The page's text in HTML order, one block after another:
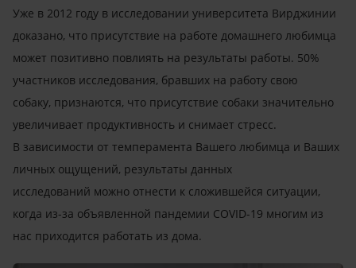
Уже в 2012 году в исследовании университета Вирджинии
доказано, что присутствие на работе домашнего любимца
может позитивно повлиять на результаты работы. 50%
участников исследования, бравших на работу свою
собаку, признаются, что присутствие собаки значительно
увеличивает продуктивность и снимает стресс.
В зависимости от темперамента Вашего любимца и Ваших
личных ощущений, результаты данных
исследований можно отнести к сложившейся ситуации,
когда из-за объявленной пандемии COVID-19 многим из
нас приходится работать из дома.